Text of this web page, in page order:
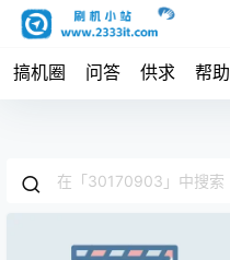
搞机圈 问答 供求 帮助